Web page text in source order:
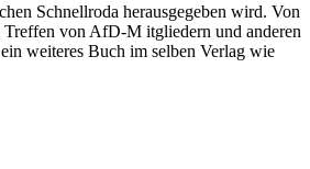
Schnellroda herausgegeben wird. Von
von AfD-M itgliedern und anderen
weiteres Buch im selben Verlag wie